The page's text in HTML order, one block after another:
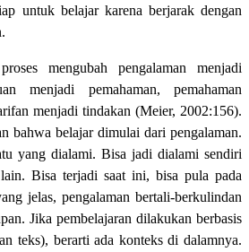
untuk belajar karena berjarak dengan
mengubah pengalaman menjadi
menjadi pemahaman, pemahaman
menjadi tindakan (Meier, 2002:156).
bahwa belajar dimulai dari pengalaman.
yang dialami. Bisa jadi dialami sendiri
Bisa terjadi saat ini, bisa pula pada
jelas, pengalaman bertali-berkulindan
Jika pembelajaran dilakukan berbasis
teks), berarti ada konteks di dalamnya.